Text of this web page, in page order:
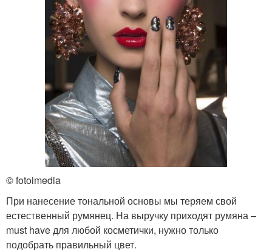
© fotoimedia
При нанесение тональной основы мы теряем свой
естественный румянец. На выручку приходят румяна –
must have для любой косметички, нужно только
подобрать правильный цвет.